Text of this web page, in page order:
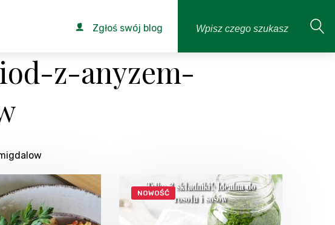
Zgłoś swój blog
z-anyzem-
NOWOŚĆ